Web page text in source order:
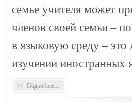
семье учителя может
членов своей семьи –
в языковую среду – это
изучении иностранных
Подробнее...